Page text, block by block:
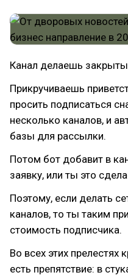
Канал делаешь
Прикручиваешь
просить подписаться
несколько каналов, и
базы для рассылки.
Потом бот добавит в
заявку, или ты это
Поэтому, если делать
каналов, то ты таким
стоимость подписчика.
Во всех этих прелестях
есть препятствие: в